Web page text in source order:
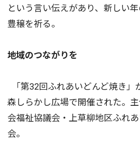
という言い伝えがあり、新しい
豊穣を祈る。
地域のつながりを
｢第32回ふれあいどんど焼き」
森しらかし広場で開催された。
会福祉協議会・上草柳地区ふれ
会。